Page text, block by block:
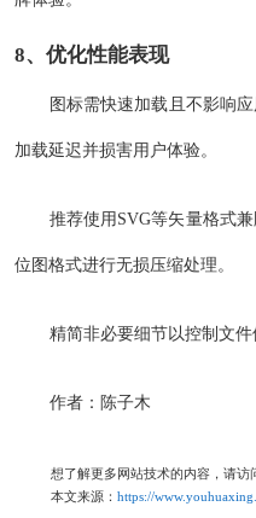
8、优化性能表现
图标需快速加载且不影响
加载延迟并损害用户体验。
推荐使用SVG等矢量格式
位图格式进行无损压缩处理。
精简非必要细节以控制文件
作者：陈子木
想了解更多网站技术的内容，请访
本文来源： https://